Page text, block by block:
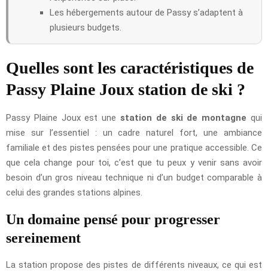
Les hébergements autour de Passy s’adaptent à
plusieurs budgets.
Quelles sont les caractéristiques de
Passy Plaine Joux station de ski ?
Passy Plaine Joux est une station de ski de montagne qui
mise sur l’essentiel : un cadre naturel fort, une ambiance
familiale et des pistes pensées pour une pratique accessible. Ce
que cela change pour toi, c’est que tu peux y venir sans avoir
besoin d’un gros niveau technique ni d’un budget comparable à
celui des grandes stations alpines.
Un domaine pensé pour progresser
sereinement
La station propose des pistes de différents niveaux, ce qui est